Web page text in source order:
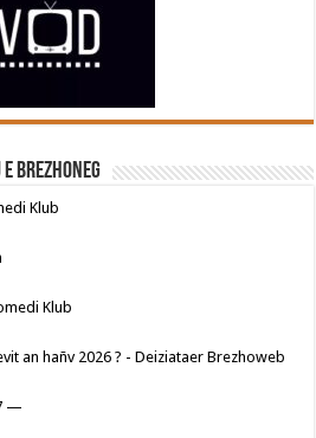
brezhoneg
Klub
Klub
an hañv 2026 ? - Deiziataer Brezhoweb
—